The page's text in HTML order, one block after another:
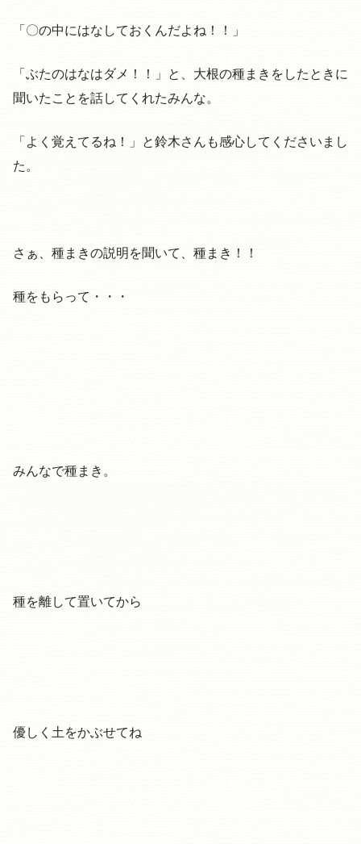
「〇の中にはなしておくんだよね！！」
「ぶたのはなはダメ！！」と、大根の種まきをしたときに
聞いたことを話してくれたみんな。
「よく覚えてるね！」と鈴木さんも感心してくださいまし
た。
さぁ、種まきの説明を聞いて、種まき！！
種をもらって・・・
みんなで種まき。
種を離して置いてから
優しく土をかぶせてね